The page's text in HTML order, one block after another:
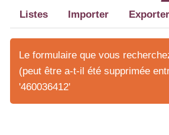
Listes Importer Exporter
Le formulaire que vous
(peut être a-t-il été supprimée
'460036412'